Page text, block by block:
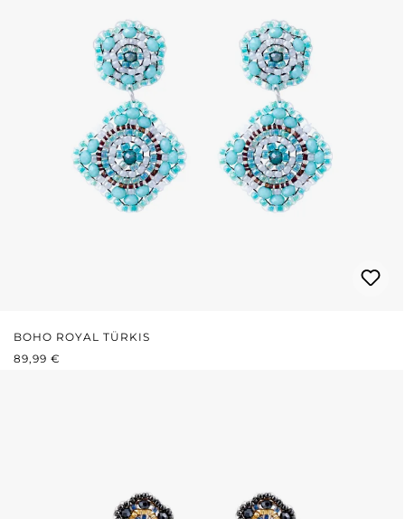
BOHO ROYAL TÜRKIS
REGULÄRER PREIS:
89,99 €